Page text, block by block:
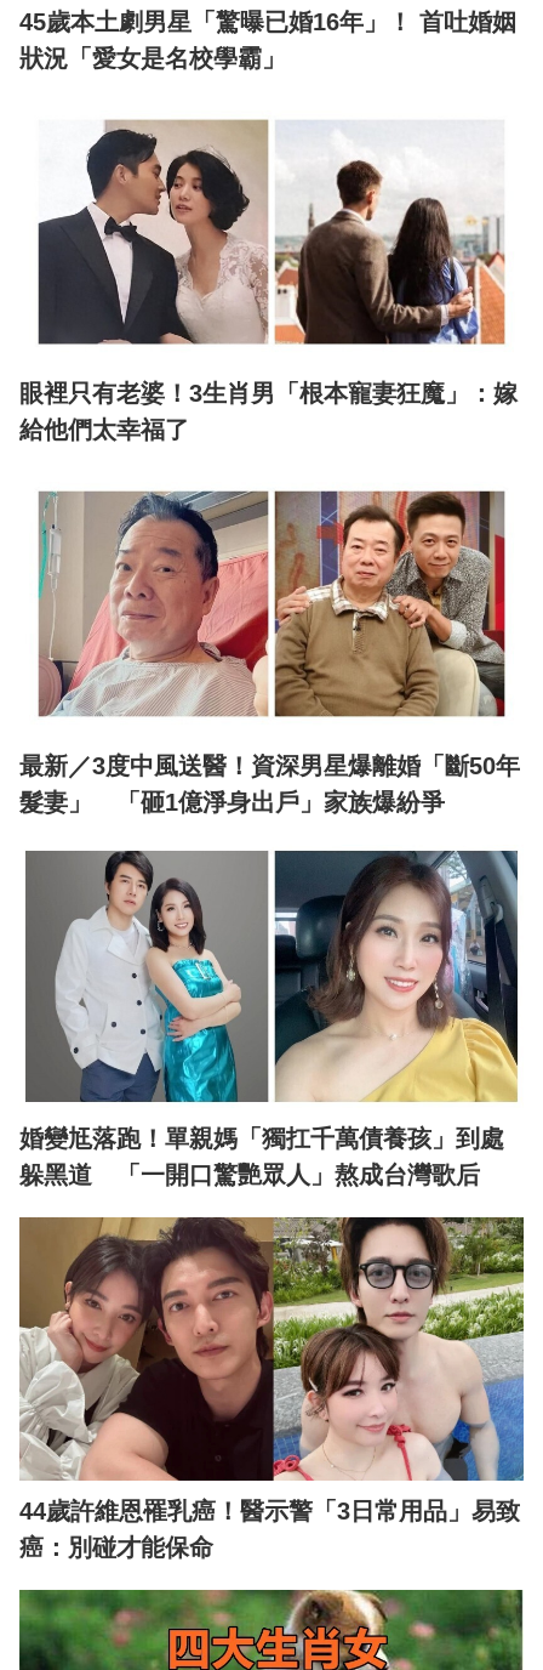
45歲本土劇男星「驚曝已婚16年」！ 首吐婚姻
狀況「愛女是名校學霸」
眼裡只有老婆！3生肖男「根本寵妻狂魔」：嫁
給他們太幸福了
最新／3度中風送醫！資深男星爆離婚「斷50年
髮妻」 「砸1億淨身出戶」家族爆紛爭
婚變尪落跑！單親媽「獨扛千萬債養孩」到處
躲黑道 「一開口驚艷眾人」熬成台灣歌后
44歲許維恩罹乳癌！醫示警「3日常用品」易致
癌：別碰才能保命